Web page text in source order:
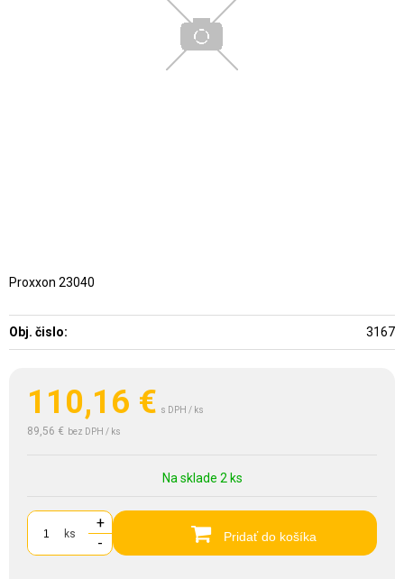
110,16 € s DPH / ks
89,56 € bez DPH / ks
Na sklade 2 ks
ks
+
-
Pridať do košíka
Proxxon 23040
Obj. čislo: 3167